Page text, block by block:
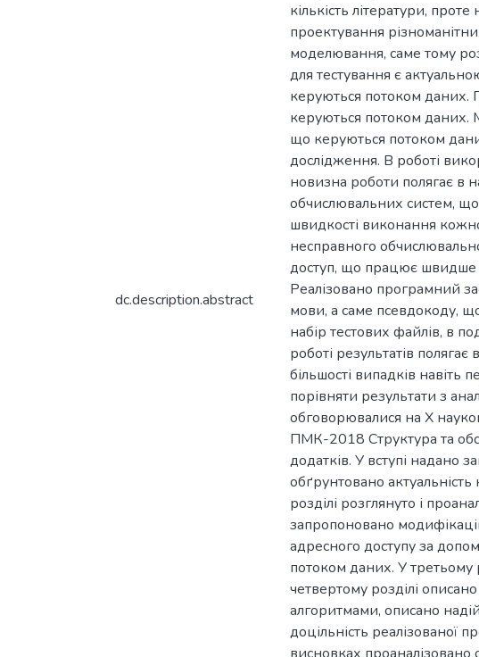
dc.description.abstract
кількість літератури,
проектування
моделювання, саме тому
для тестування є
керуються потоком даних.
керуються потоком даних.
що керуються потоком
дослідження. В роботі
новизна роботи полягає в
обчислювальних систем,
швидкості виконання
несправного
доступ, що працює швидше
Реалізовано програмний
мови, а саме псевдокоду,
набір тестових файлів, в
роботі результатів
більшості випадків
порівняти результати з
обговорювалися на Х
ПМК-2018 Структура та
додатків. У вступі надано
обґрунтовано
розділі розглянуто і
запропоновано
адресного доступу за
потоком даних. У третьому
четвертому розділі
алгоритмами, описано
доцільність реалізованої